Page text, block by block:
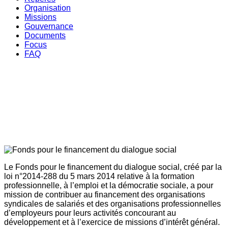
Organisation
Missions
Gouvernance
Documents
Focus
FAQ
Le Fonds pour le financement du dialogue social, créé par la
loi n°2014-288 du 5 mars 2014 relative à la formation
professionnelle, à l’emploi et la démocratie sociale, a pour
mission de contribuer au financement des organisations
syndicales de salariés et des organisations professionnelles
d’employeurs pour leurs activités concourant au
développement et à l’exercice de missions d’intérêt général.